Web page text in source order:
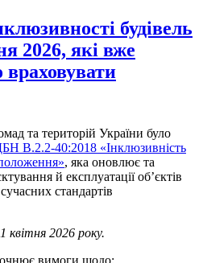
будівель
2026, які вже
враховувати
та територій України було
В.2.2-40:2018 «Інклюзивність
, яка оновлює та
й експлуатації об’єктів
стандартів
квітня 2026 року.
вимоги щодо: